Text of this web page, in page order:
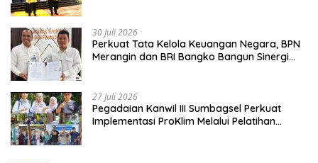
30 Juli 2026
Perkuat Tata Kelola Keuangan Negara, BPN
Merangin dan BRI Bangko Bangun Sinergi
27 Juli 2026
Pegadaian Kanwil III Sumbagsel Perkuat
Implementasi ProKlim Melalui Pelatihan